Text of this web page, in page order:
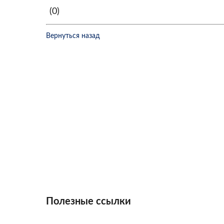
(0)
Вернуться назад
Полезные ссылки